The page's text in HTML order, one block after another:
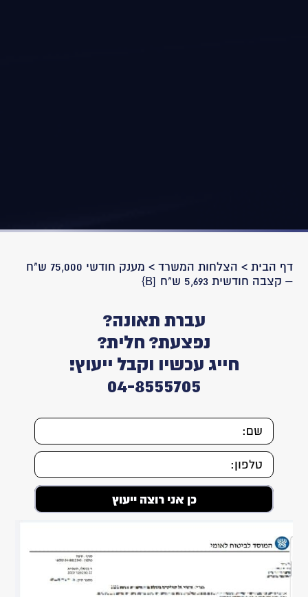
דף הבית > הצלחות המשרד >
מענק חודשי 75,000 ש"ח
– קצבה חודשית 5,693 ש"ח [B}
עברת תאונה?
נפצעת? חלית?
חייג עכשיו וקבל ייעוץ!
04-8555705